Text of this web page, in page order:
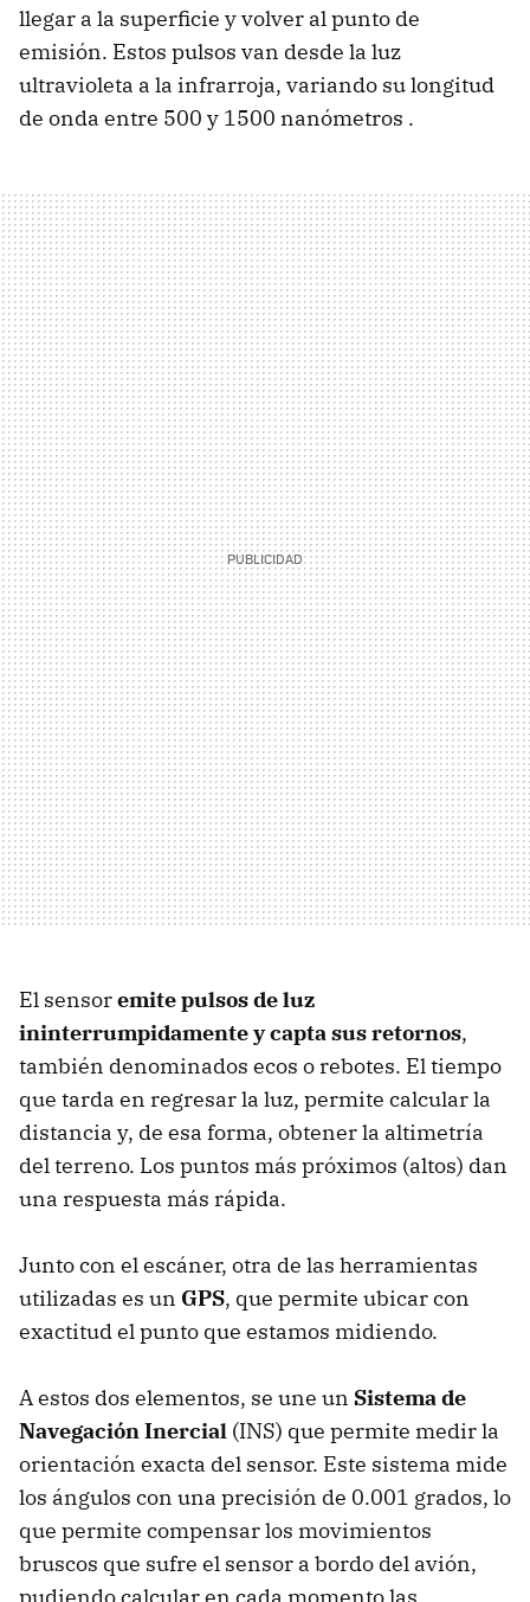
llegar a la superficie y volver al punto de
emisión. Estos pulsos van desde la luz
ultravioleta a la infrarroja, variando su longitud
de onda entre 500 y 1500 nanómetros .
El sensoremite pulsos de luz
ininterrumpidamente y capta sus retornos,
también denominados ecos o rebotes. El tiempo
que tarda en regresar la luz, permite calcular la
distancia y, de esa forma, obtener la altimetría
del terreno. Los puntos más próximos (altos) dan
una respuesta más rápida.
Junto con el escáner, otra de las herramientas
utilizadas es un GPS, que permite ubicar con
exactitud el punto que estamos midiendo.
A estos dos elementos, se une un Sistema de
Navegación Inercial (INS) que permite medir la
orientación exacta del sensor. Este sistema mide
los ángulos con una precisión de 0.001 grados, lo
que permite compensar los movimientos
bruscos que sufre el sensor a bordo del avión,